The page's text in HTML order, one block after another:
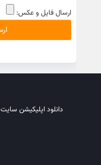
ارسال فایل و عکس:
دانلود اپلیکیشن سایت